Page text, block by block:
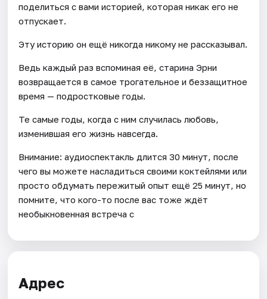
поделиться с вами историей, которая никак его не
отпускает.
Эту историю он ещё никогда никому не рассказывал.
Ведь каждый раз вспоминая её, старина Эрни
возвращается в самое трогательное и беззащитное
время — подростковые годы.
Те самые годы, когда с ним случилась любовь,
изменившая его жизнь навсегда.
Внимание: аудиоспектакль длится 30 минут, после
чего вы можете насладиться своими коктейлями или
просто обдумать пережитый опыт ещё 25 минут, но
помните, что кого-то после вас тоже ждёт
необыкновенная встреча с
Адрес